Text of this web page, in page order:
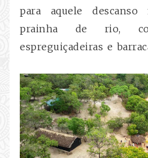
para aquele
prainha de rio,
espreguiçadeiras e